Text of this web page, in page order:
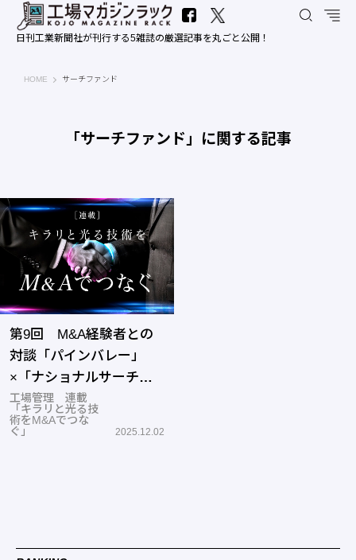
日刊工業新聞社が刊行する5雑誌の厳選記事を丸ごと公開！
HOME 工場マガジンラック｜日刊工業新聞社
サーチファンド
「サーチファンド」に関する記事
第9回 M&A経験者との
対談「パインバレー」
×「ナショナルサーチフ
ァンド」
工場管理 連載
「キラリと光る技
術をM&Aでつな
ぐ」
2025.12.02